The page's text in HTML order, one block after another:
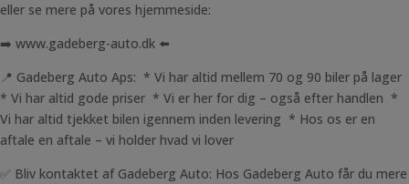
eller se mere på vores hjemmeside:
➡️ www.gadeberg-auto.dk ⬅️
📍 Gadeberg Auto Aps: * Vi har altid mellem 70 og 90 biler på lager
* Vi har altid gode priser * Vi er her for dig – også efter handlen *
Vi har altid tjekket bilen igennem inden levering * Hos os er en
aftale en aftale – vi holder hvad vi lover
✅ Bliv kontaktet af Gadeberg Auto: Hos Gadeberg Auto får du mere